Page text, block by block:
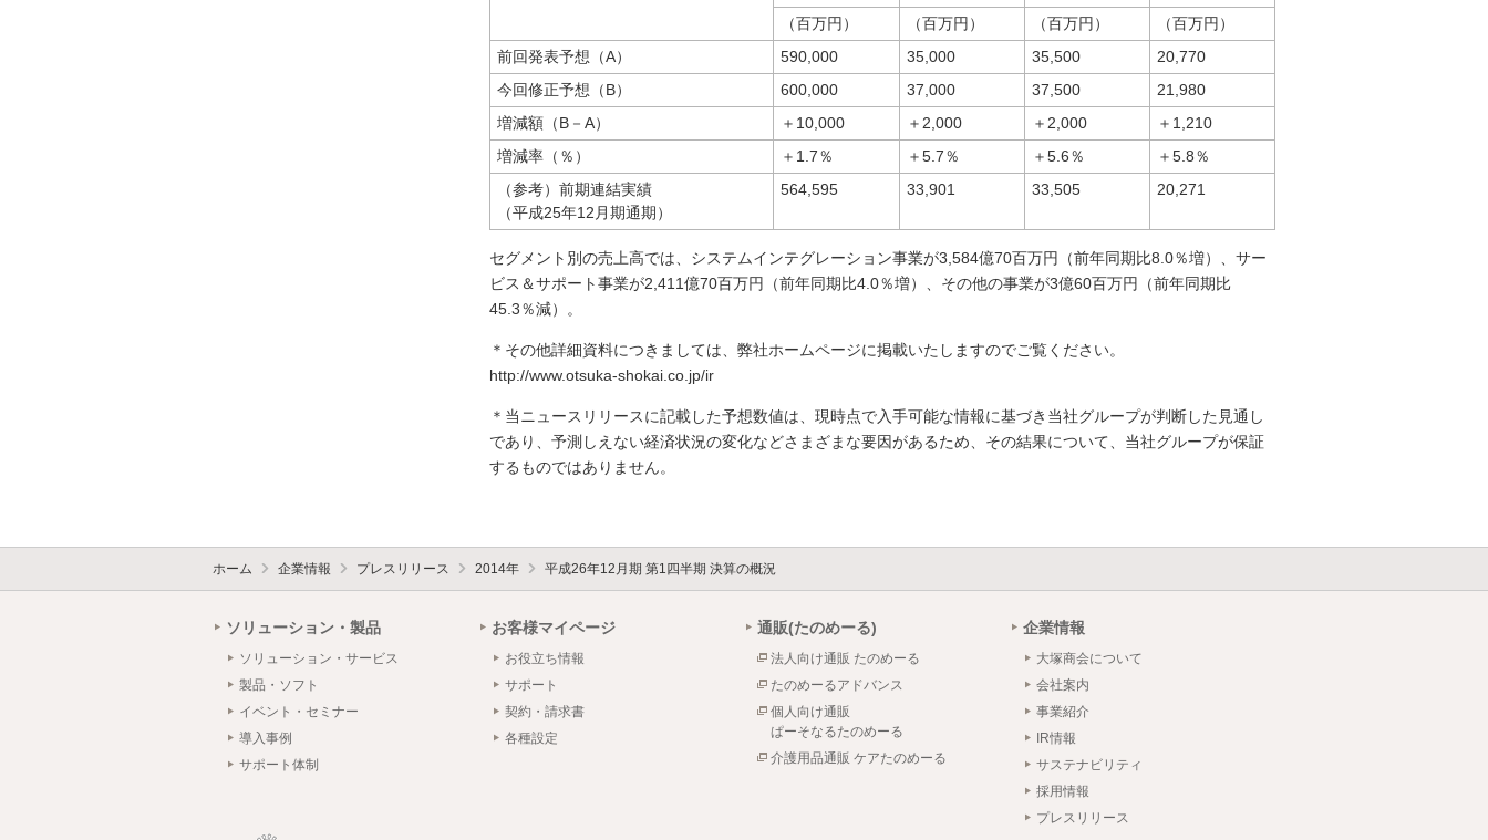
（百万円）
（百万円） （百万円）
（百万円）
前回発表予想（A）
590,000 35,000 35,500
20,770
今回修正予想（B）
600,000 37,000 37,500
21,980
増減額（B－A）
＋10,000 ＋2,000 ＋2,000
＋1,210
増減率（％）
＋1.7％ ＋5.7％ ＋5.6％
＋5.8％
（参考）前期連結実績
（平成25年12月期通期）
564,595 33,901 33,505 20,271
セグメント別の売上高では、システムインテグレーション事業が3,584億70百万円（前年同期比8.0％増）、サー
ビス＆サポート事業が2,411億70百万円（前年同期比4.0％増）、その他の事業が3億60百万円（前年同期比
45.3％減）。
＊その他詳細資料につきましては、弊社ホームページに掲載いたしますのでご覧ください。
http://www.otsuka-shokai.co.jp/ir
＊当ニュースリリースに記載した予想数値は、現時点で入手可能な情報に基づき当社グループが判断した見通し
であり、予測しえない経済状況の変化などさまざまな要因があるため、その結果について、当社グループが保証
するものではありません。
ホーム 企業情報 プレスリリース 2014年 平成26年12月期 第1四半期 決算の概況
ソリューション・製品
ソリューション・サービス
製品・ソフト
イベント・セミナー
導入事例
サポート体制
お客様マイページ
お役立ち情報
サポート
契約・請求書
各種設定
通販(たのめーる)
法人向け通販 たのめーる
たのめーるアドバンス
個人向け通販
ぱーそなるたのめーる
介護用品通販 ケアたのめーる
企業情報
大塚商会について
会社案内
事業紹介
IR情報
サステナビリティ
採用情報
プレスリリース